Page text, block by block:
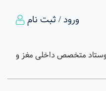
ورود / ثبت نام
اوستاد متخصص داخلی مغز و